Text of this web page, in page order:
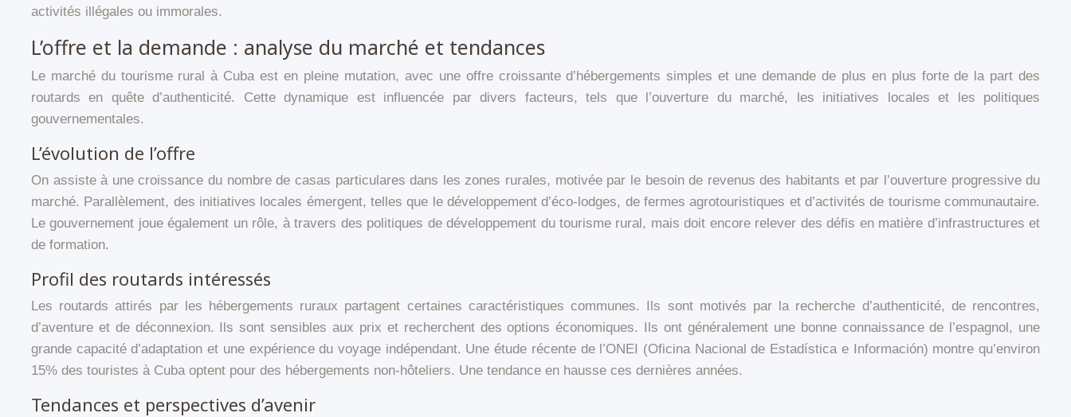
activités illégales ou immorales.
L’offre et la demande : analyse du marché et tendances
Le marché du tourisme rural à Cuba est en pleine mutation, avec une offre croissante d’hébergements simples et une demande de plus en plus forte de la part des
routards en quête d’authenticité. Cette dynamique est influencée par divers facteurs, tels que l’ouverture du marché, les initiatives locales et les politiques
gouvernementales.
L’évolution de l’offre
On assiste à une croissance du nombre de casas particulares dans les zones rurales, motivée par le besoin de revenus des habitants et par l’ouverture progressive du
marché. Parallèlement, des initiatives locales émergent, telles que le développement d’éco-lodges, de fermes agrotouristiques et d’activités de tourisme communautaire.
Le gouvernement joue également un rôle, à travers des politiques de développement du tourisme rural, mais doit encore relever des défis en matière d’infrastructures et
de formation.
Profil des routards intéressés
Les routards attirés par les hébergements ruraux partagent certaines caractéristiques communes. Ils sont motivés par la recherche d’authenticité, de rencontres,
d’aventure et de déconnexion. Ils sont sensibles aux prix et recherchent des options économiques. Ils ont généralement une bonne connaissance de l’espagnol, une
grande capacité d’adaptation et une expérience du voyage indépendant. Une étude récente de l’ONEI (Oficina Nacional de Estadística e Información) montre qu’environ
15% des touristes à Cuba optent pour des hébergements non-hôteliers. Une tendance en hausse ces dernières années.
Tendances et perspectives d’avenir